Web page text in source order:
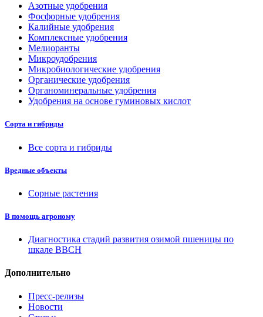
Азотные удобрения
Фосфорные удобрения
Калийные удобрения
Комплексные удобрения
Мелиоранты
Микроудобрения
Микробиологические удобрения
Органические удобрения
Органоминеральные удобрения
Удобрения на основе гуминовых кислот
Сорта и гибриды
Все сорта и гибриды
Вредные объекты
Сорные растения
В помощь агроному
Диагностика стадий развития озимой пшеницы по
шкале ВВСН
Дополнительно
Пресс-релизы
Новости